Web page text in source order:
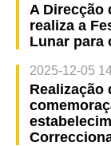
A Direcção
realiza a
Lunar para
2025-12-05
Realização